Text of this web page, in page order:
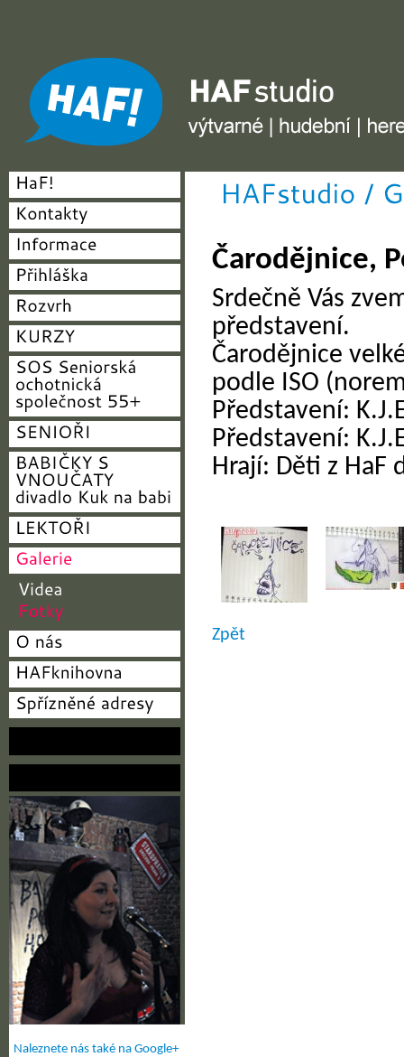
HAF studio - výtvarné, hudební, herecké
Naleznete nás také na Google+
Čarodějnice,
Srdečně Vás
představení.
Čarodějnice
podle ISO
Představení:
Představení:
Hrají: Děti z HaF
Zpět